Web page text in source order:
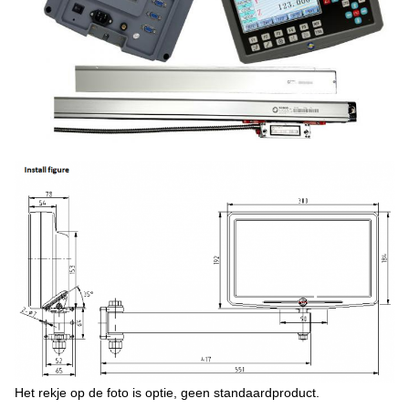
Het rekje op de foto is optie, geen standaardproduct.